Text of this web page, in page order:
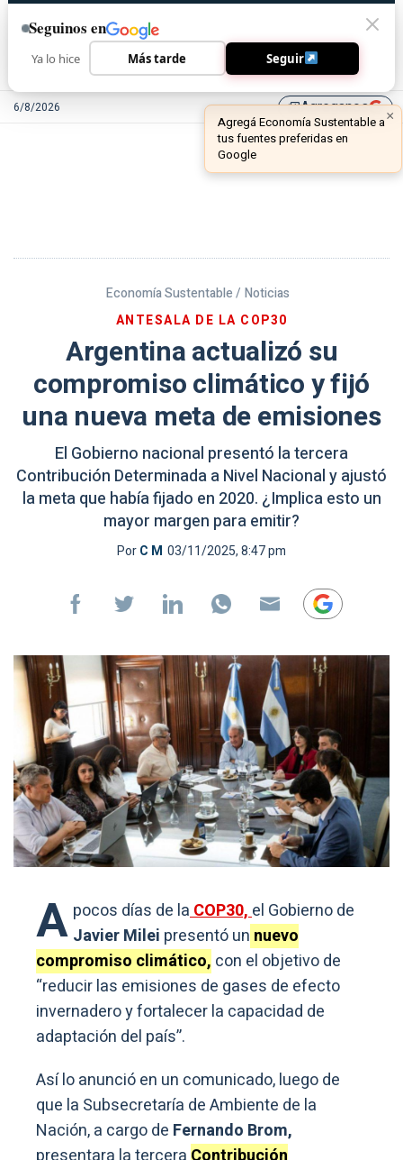
6/8/2026 library_addAgreganos
Economía Sustentable / Noticias
ANTESALA DE LA COP30
Argentina actualizó su
compromiso climático y fijó
una nueva meta de emisiones
El Gobierno nacional presentó la tercera
Contribución Determinada a Nivel Nacional y ajustó
la meta que había fijado en 2020. ¿Implica esto un
mayor margen para emitir?
PorC M 03/11/2025, 8:47 pm
A pocos días de laCOP30,el Gobierno de
Javier Milei presentó un nuevo
compromiso climático, con el objetivo de
“reducir las emisiones de gases de efecto
invernadero y fortalecer la capacidad de
adaptación del país”.
Así lo anunció en un comunicado, luego de
que la Subsecretaría de Ambiente de la
Nación, a cargo de Fernando Brom,
Seguinos en
Ya lo hice Más tarde Seguir